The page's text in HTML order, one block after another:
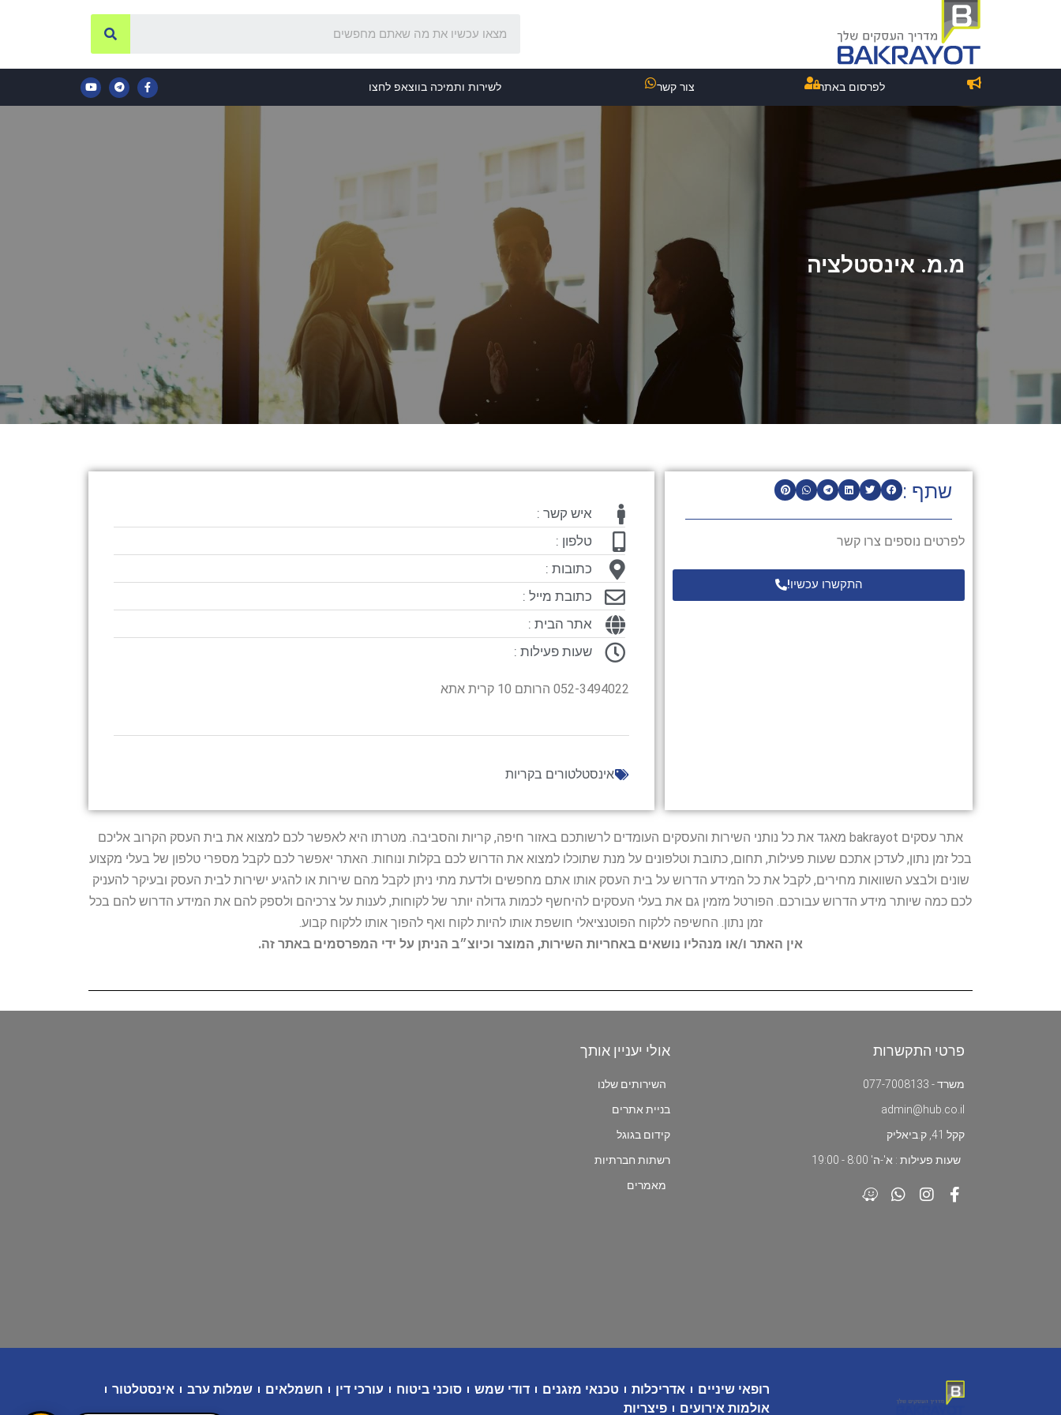
לפרסום באתר צור קשר לשירות ותמיכה בווצאפ לחצו
מ.מ. אינסטלציה
שתף :
לפרטים נוספים צרו קשר
התקשרו עכשיו!
איש קשר :
טלפון :
כתובות :
כתובת מייל :
אתר הבית :
שעות פעילות :
052-3494022 הרותם 10 קרית אתא
אינסטלטורים בקריות
אתר עסקים bakrayot מאגד את כל נותני השירות והעסקים העומדים לרשותכם באזור חיפה, קריות והסביבה. מטרתו היא לאפשר לכם למצוא את בית העסק הקרוב אליכם
בכל זמן נתון, לעדכן אתכם שעות פעילות, תחום, כתובת וטלפונים על מנת שתוכלו למצוא את הדרוש לכם בקלות ונוחות. האתר יאפשר לכם לקבל מספרי טלפון של בעלי מקצוע
שונים ולבצע השוואות מחירים, לקבל את כל המידע הדרוש על בית העסק אותו אתם מחפשים ולדעת מתי ניתן לקבל מהם שירות או להגיע ישירות לבית העסק ובעיקר להעניק
לכם כמה שיותר מידע הדרוש עבורכם. הפורטל מזמין גם את בעלי העסקים להיחשף לכמות גדולה יותר של לקוחות, לענות על צרכיהם ולספק להם את המידע הדרוש להם בכל
זמן נתון. החשיפה ללקוח הפוטנציאלי חושפת אותו להיות לקוח ואף להפוך אותו ללקוח קבוע.
אין האתר ו/או מנהליו נושאים באחריות השירות, המוצר וכיוצ״ב הניתן על ידי המפרסמים באתר זה.
פרטי התקשרות
משרד - 077-7008133
admin@hub.co.il
קקל 41, ק.ביאליק
שעות פעילות : א'-ה' 8:00 - 19:00
אולי יעניין אותך
השירותים שלנו
בניית אתרים
קידום בגוגל
רשתות חברתיות
מאמרים
רופאי שיניים אדריכלות טכנאי מזגנים דודי שמש סוכני ביטוח עורכי דין חשמלאים שמלות ערב
אינסטלטור
אולמות אירועים
פיצריות